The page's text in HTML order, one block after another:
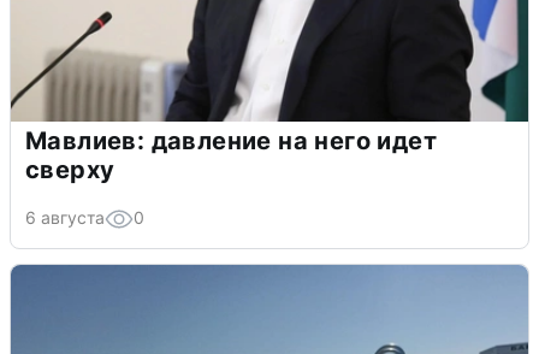
Мавлиев: давление на него идет
сверху
6 августа 0